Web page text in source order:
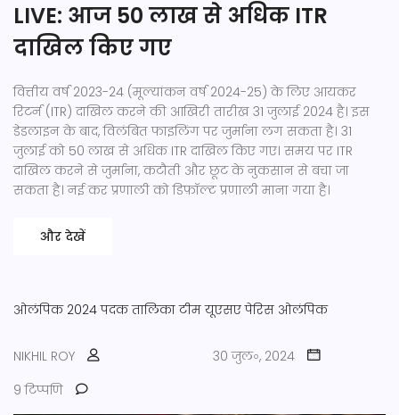
LIVE: आज 50 लाख से अधिक ITR
दाखिल किए गए
वित्तीय वर्ष 2023-24 (मूल्यांकन वर्ष 2024-25) के लिए आयकर
रिटर्न (ITR) दाखिल करने की आखिरी तारीख 31 जुलाई 2024 है। इस
डेडलाइन के बाद, विलंबित फाइलिंग पर जुर्माना लग सकता है। 31
जुलाई को 50 लाख से अधिक ITR दाखिल किए गए। समय पर ITR
दाखिल करने से जुर्माना, कटौती और छूट के नुकसान से बचा जा
सकता है। नई कर प्रणाली को डिफ़ॉल्ट प्रणाली माना गया है।
और देखें
ओलंपिक 2024 पदक तालिका टीम यूएसए पेरिस ओलंपिक
NIKHIL ROY
30 जुल॰, 2024
9 टिप्पणि